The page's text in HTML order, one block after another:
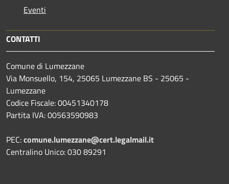
Eventi
CONTATTI
Comune di Lumezzane
Via Monsuello, 154, 25065 Lumezzane BS - 25065 -
Lumezzane
Codice Fiscale: 00451340178
Partita IVA: 00563590983
PEC:comune.lumezzane@cert.legalmail.it
Centralino Unico: 030 89291